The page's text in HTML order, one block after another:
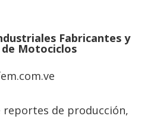
Fabricantes y
de Motociclos
reportes de producción,